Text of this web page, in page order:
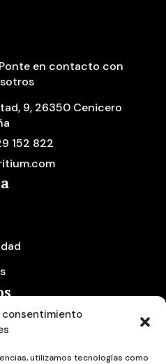
consentimiento
utilizamos tecnologías como
en contacto con
9, 26350 Cenicero
152 822
Francesc Rifé:
Armonía